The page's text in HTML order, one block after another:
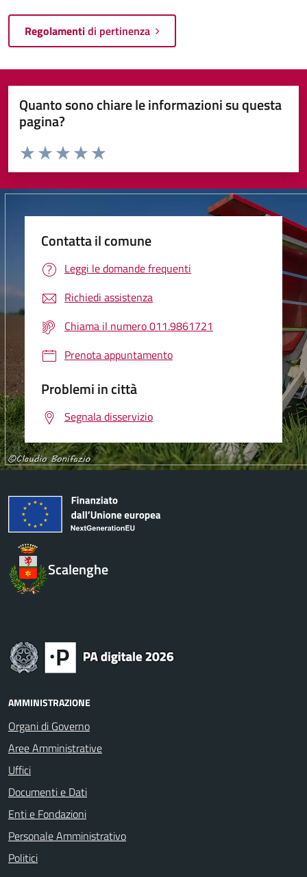
Regolamentidi pertinenza
Quanto sono chiare le informazioni su questa
pagina?
Valuta da 1 a 5 stelle la pagina
Valuta 5 stelle su 5
Valuta 4 stelle su 5
Valuta 3 stelle su 5
Valuta 2 stelle su 5
Valuta 1 stelle su 5
Contatta il comune
Leggi le domande frequenti
Richiedi assistenza
Chiama il numero 011.9861721
Prenota appuntamento
Problemi in città
Segnala disservizio
Scalenghe
AMMINISTRAZIONE
Organi di Governo
Aree Amministrative
Uffici
Documenti e Dati
Enti e Fondazioni
Personale Amministrativo
Politici